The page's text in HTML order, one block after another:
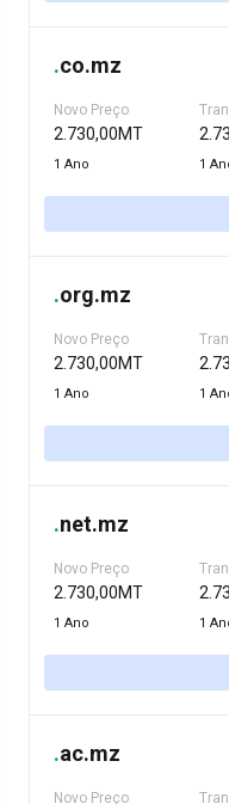
.co.mz
Novo Preço
2.730,00MT
1 Ano 1
.org.mz
Novo Preço
2.730,00MT
1 Ano 1
.net.mz
Novo Preço
2.730,00MT
1 Ano 1
.ac.mz
Novo Preço